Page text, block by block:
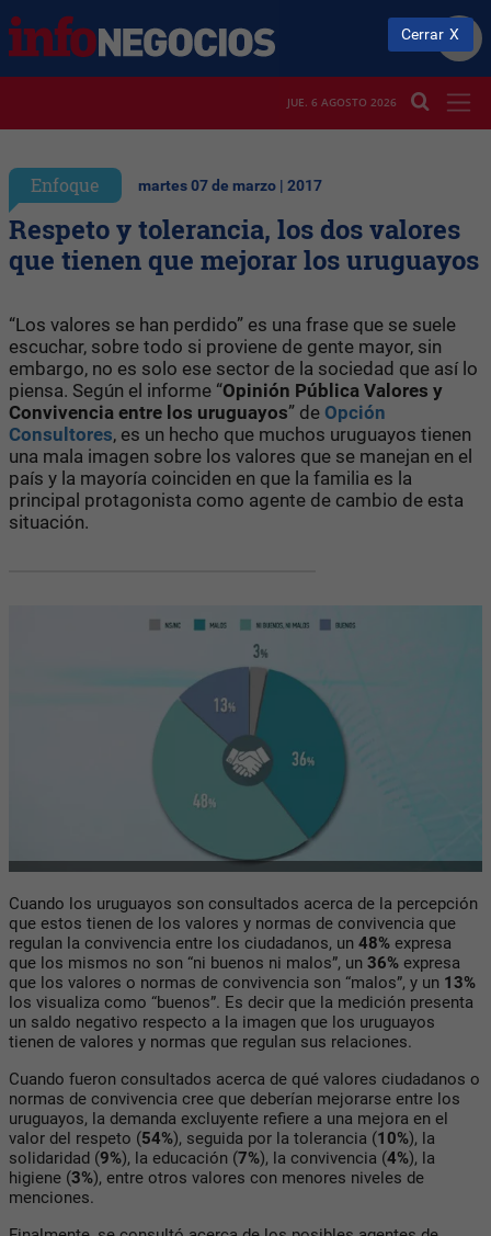
JUE. 6 AGOSTO 2026
Enfoque martes 07 de marzo | 2017
Respeto y tolerancia, los dos valores
que tienen que mejorar los uruguayos
“Los valores se han perdido” es una frase que se suele
escuchar, sobre todo si proviene de gente mayor, sin
embargo, no es solo ese sector de la sociedad que así lo
piensa. Según el informe “Opinión Pública Valores y
Convivencia entre los uruguayos” de Opción
Consultores, es un hecho que muchos uruguayos tienen
una mala imagen sobre los valores que se manejan en el
país y la mayoría coinciden en que la familia es la
principal protagonista como agente de cambio de esta
situación.
Cuando los uruguayos son consultados acerca de la percepción
que estos tienen de los valores y normas de convivencia que
regulan la convivencia entre los ciudadanos, un 48% expresa
que los mismos no son “ni buenos ni malos”, un 36% expresa
que los valores o normas de convivencia son “malos”, y un 13%
los visualiza como “buenos”. Es decir que la medición presenta
un saldo negativo respecto a la imagen que los uruguayos
tienen de valores y normas que regulan sus relaciones.
Cuando fueron consultados acerca de qué valores ciudadanos o
normas de convivencia cree que deberían mejorarse entre los
uruguayos, la demanda excluyente refiere a una mejora en el
valor del respeto (54%), seguida por la tolerancia (10%), la
solidaridad (9%), la educación (7%), la convivencia (4%), la
higiene (3%), entre otros valores con menores niveles de
menciones.
Cerrar